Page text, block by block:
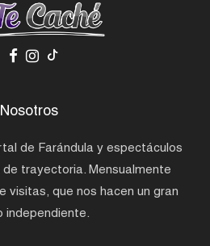
Nosotros
de Farándula y espectáculos
trayectoria. Mensualmente
visitas, que nos hacen un gran
independiente.